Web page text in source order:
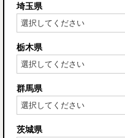
埼玉県
栃木県
群馬県
茨城県